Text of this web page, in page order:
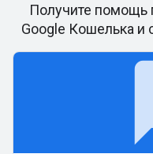
Получите помощь
Google Кошелька и